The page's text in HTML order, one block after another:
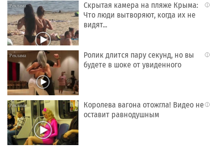
i
Скрытая камера на пляже Крыма:
Что люди вытворяют, когда их не
видят...
i
Ролик длится пару секунд, но вы
будете в шоке от увиденного
i
Королева вагона отожгла! Видео не
оставит равнодушным